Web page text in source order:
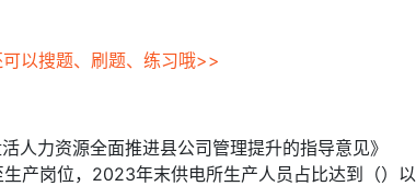
以搜题、刷题、练习哦>>
人力资源全面推进县公司管理提升的指导意见》
产岗位，2023年末供电所生产人员占比达到（）以